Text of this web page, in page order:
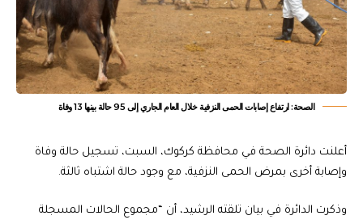
الصحة: ارتفاع إصابات الحمى النزفية خلال العام الجاري إلى 95 حالة بينها 13 وفاة
أعلنت دائرة الصحة في محافظة كركوك، السبت، تسجيل حالة وفاة
وإصابة أخرى بمرض الحمى النزفية، مع وجود حالة اشتباه ثالثة.
وذكرت الدائرة في بيان تلقته الرشيد، أن “مجموع الحالات المسجلة